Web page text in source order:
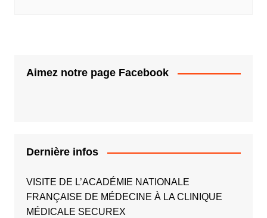
Aimez notre page Facebook
Dernière infos
VISITE DE L’ACADÉMIE NATIONALE
FRANÇAISE DE MÉDECINE À LA CLINIQUE
MÉDICALE SECUREX